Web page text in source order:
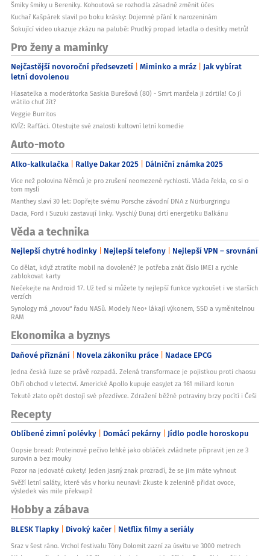
Šmiky šmiky u Bereniky. Kohoutová se rozhodla zásadně změnit účes
Kuchař Kašpárek slavil po boku krásky: Dojemné přání k narozeninám
Šokující video ukazuje zkázu na palubě: Prudký propad letadla o desítky metrů!
Pro ženy a maminky
Nejčastější novoroční předsevzetí Miminko a mráz Jak vybírat
letní dovolenou
Hlasatelka a moderátorka Saskia Burešová (80) - Smrt manžela ji zdrtila! Co jí
vrátilo chuť žít?
Veggie Burritos
KVÍZ: Rafťáci. Otestujte své znalosti kultovní letní komedie
Auto-moto
Alko-kalkulačka Rallye Dakar 2025 Dálniční známka 2025
Více než polovina Němců je pro zrušení neomezené rychlosti. Vláda řekla, co si o
tom myslí
Manthey slaví 30 let: Dopřejte svému Porsche závodní DNA z Nürburgringu
Dacia, Ford i Suzuki zastavují linky. Vyschlý Dunaj drtí energetiku Balkánu
Věda a technika
Nejlepší chytré hodinky Nejlepší telefony Nejlepší VPN – srovnání
Co dělat, když ztratíte mobil na dovolené? Je potřeba znát číslo IMEI a rychle
zablokovat karty
Nečekejte na Android 17. Už teď si můžete ty nejlepší funkce vyzkoušet i ve starších
verzích
Synology má „novou“ řadu NASů. Modely Neo+ lákají výkonem, SSD a vyměnitelnou
RAM
Ekonomika a byznys
Daňové přiznání Novela zákoníku práce Nadace EPCG
Jedna česká iluze se právě rozpadá. Zelená transformace je pojistkou proti chaosu
Obří obchod v letectví. Americké Apollo kupuje easyJet za 161 miliard korun
Tekuté zlato opět dostojí své přezdívce. Zdražení běžné potraviny brzy pocítí i Češi
Recepty
Oblíbené zimní polévky Domácí pekárny Jídlo podle horoskopu
Oopsie bread: Proteinové pečivo lehké jako obláček zvládnete připravit jen ze 3
surovin a bez mouky
Pozor na jedovaté cukety! Jeden jasný znak prozradí, že se jim máte vyhnout
Svěží letní saláty, které vás v horku neunaví: Zkuste k zelenině přidat ovoce,
výsledek vás mile překvapí!
Hobby a zábava
BLESK Tlapky Divoký kačer Netflix filmy a seriály
Sraz v šest ráno. Vrchol festivalu Tóny Dolomit zazní za úsvitu ve 3000 metrech